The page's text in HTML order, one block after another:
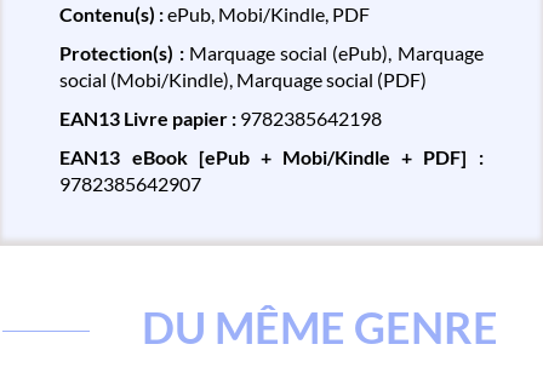
Contenu(s) :ePub, Mobi/Kindle, PDF
Protection(s) :Marquage social (ePub), Marquage
social (Mobi/Kindle), Marquage social (PDF)
EAN13 Livre papier : 9782385642198
EAN13 eBook [ePub + Mobi/Kindle + PDF] :
9782385642907
DU MÊME GENRE